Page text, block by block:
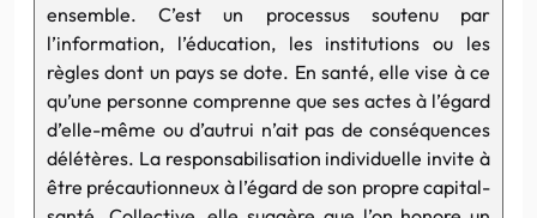
ensemble. C’est un processus soutenu par
l’information, l’éducation, les institutions ou les
règles dont un pays se dote. En santé, elle vise à ce
qu’une personne comprenne que ses actes à l’égard
d’elle-même ou d’autrui n’ait pas de conséquences
délétères. La responsabilisation individuelle invite à
être précautionneux à l’égard de son propre capital-